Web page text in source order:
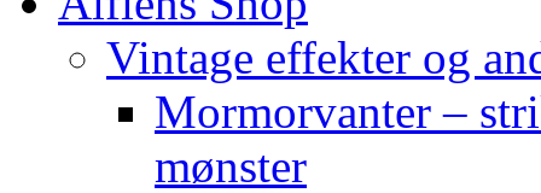
Vintage effekter og
Mormorvanter –
mønster